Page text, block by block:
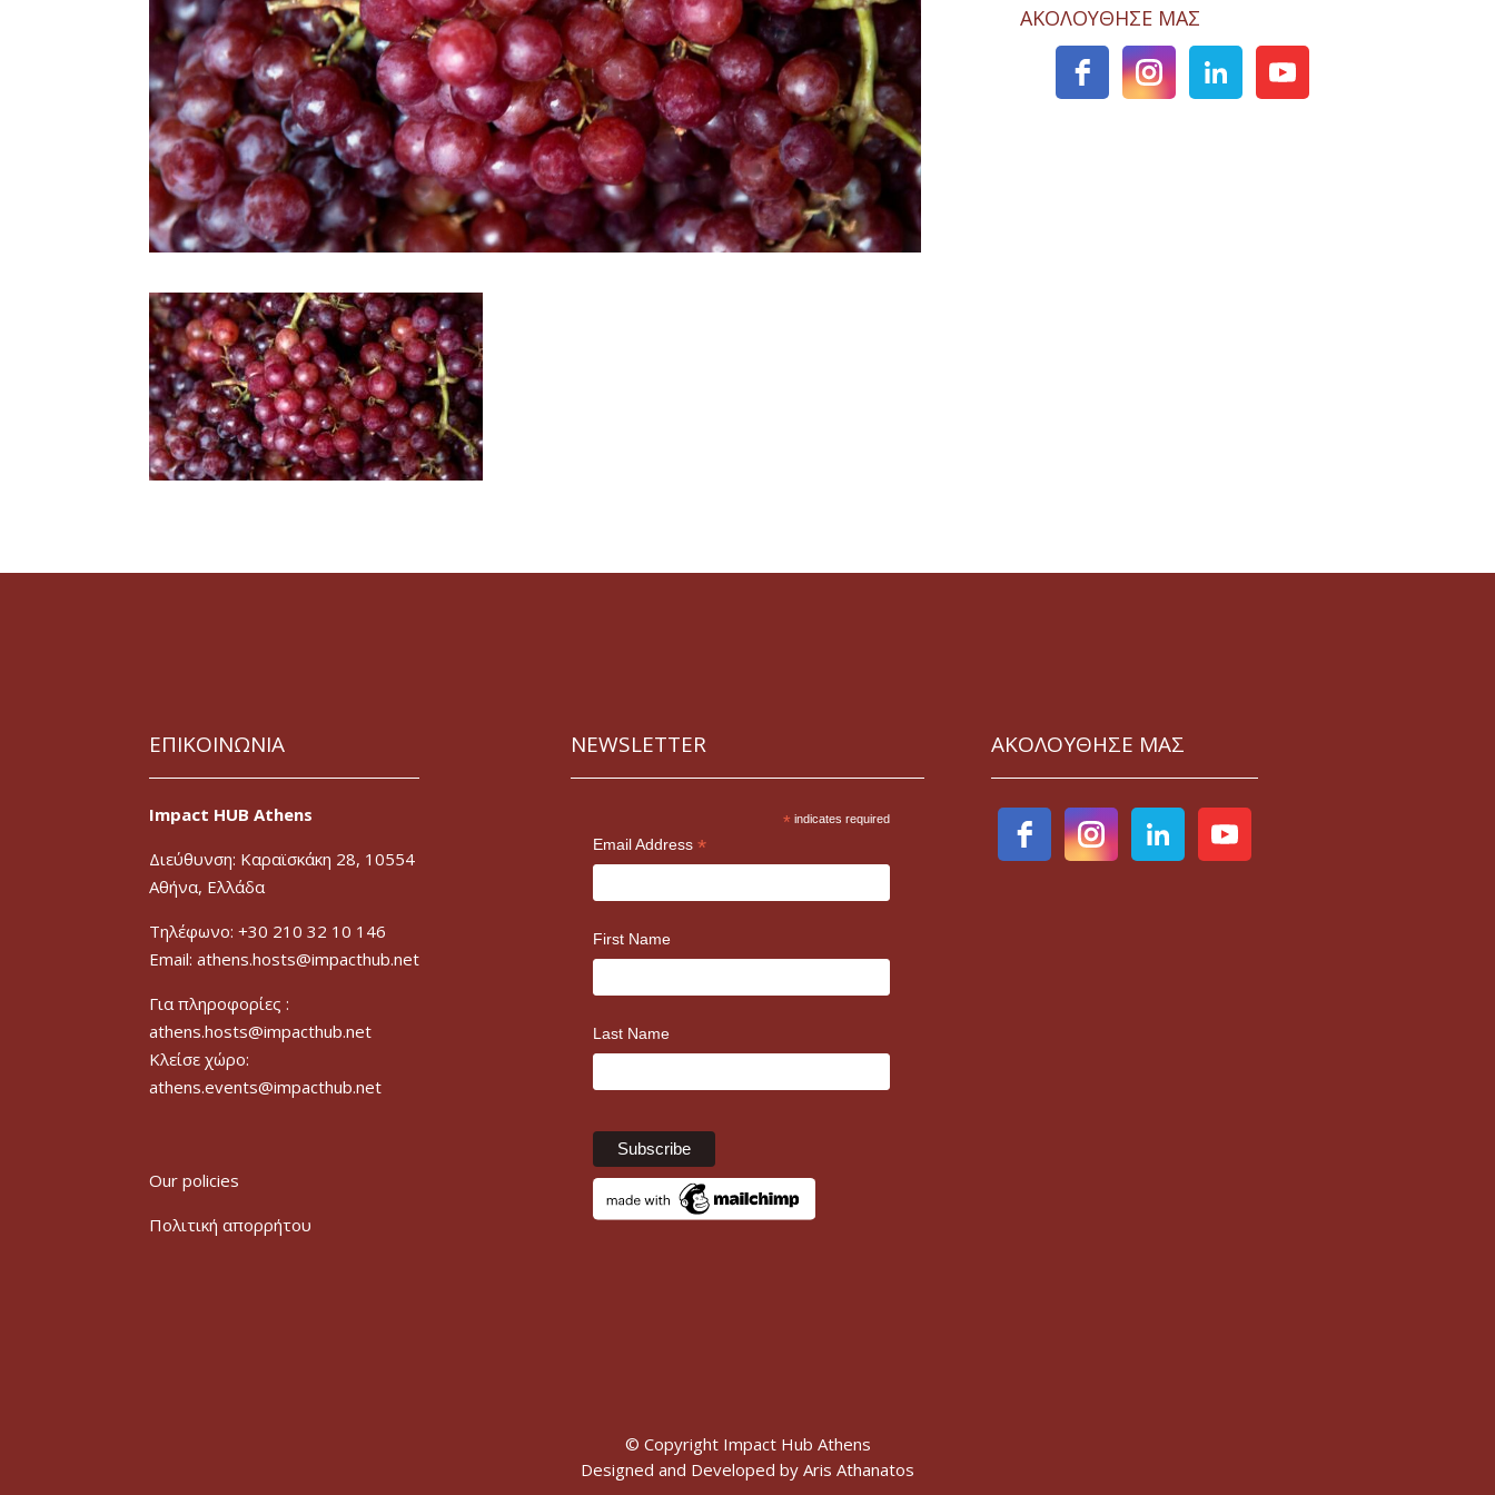
ΑΚΟΛΟΥΘΗΣΕ ΜΑΣ
ΕΠΙΚΟΙΝΩΝΙΑ
Impact HUB Athens
Διεύθυνση: Καραϊσκάκη 28, 10554
Αθήνα, Ελλάδα
Τηλέφωνο: +30 210 32 10 146
Email: athens.hosts@impacthub.net
Για πληροφορίες :
athens.hosts@impacthub.net
Κλείσε χώρο:
athens.events@impacthub.net
Our policies
Πολιτική απορρήτου
NEWSLETTER
* indicates required
Email Address *
First Name
Last Name
ΑΚΟΛΟΥΘΗΣΕ ΜΑΣ
© Copyright Impact Hub Athens
Designed and Developed by Aris Athanatos